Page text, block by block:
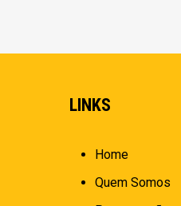
LINKS
Home
Quem Somos